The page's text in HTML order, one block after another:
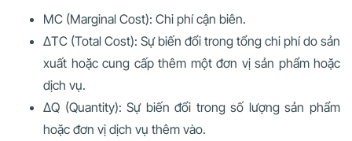
MC (Marginal Cost): Chi phí cận biên.
ΔTC (Total Cost): Sự biến đổi trong tổng chi phí do sản
xuất hoặc cung cấp thêm một đơn vị sản phẩm hoặc
dịch vụ.
ΔQ (Quantity): Sự biến đổi trong số lượng sản phẩm
hoặc đơn vị dịch vụ thêm vào.